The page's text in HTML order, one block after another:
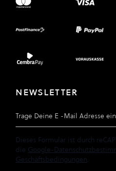
NEWSLETTER
Dieses Formular ist durch
die Google-
Geschäftsbedingungen.